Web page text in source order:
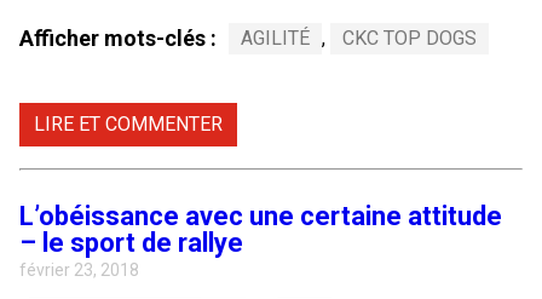
Afficher mots-clés : AGILITÉ , CKC TOP DOGS
LIRE ET COMMENTER
L’obéissance avec une certaine attitude
– le sport de rallye
février 23, 2018